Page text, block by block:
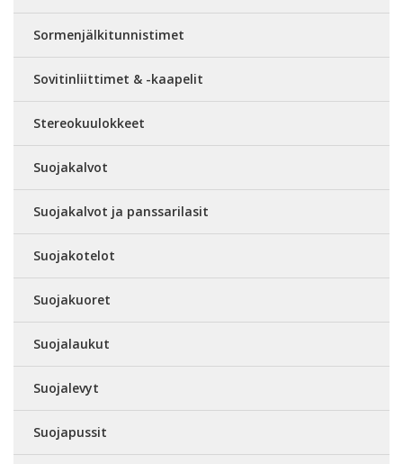
Sormenjälkitunnistimet
Sovitinliittimet & -kaapelit
Stereokuulokkeet
Suojakalvot
Suojakalvot ja panssarilasit
Suojakotelot
Suojakuoret
Suojalaukut
Suojalevyt
Suojapussit